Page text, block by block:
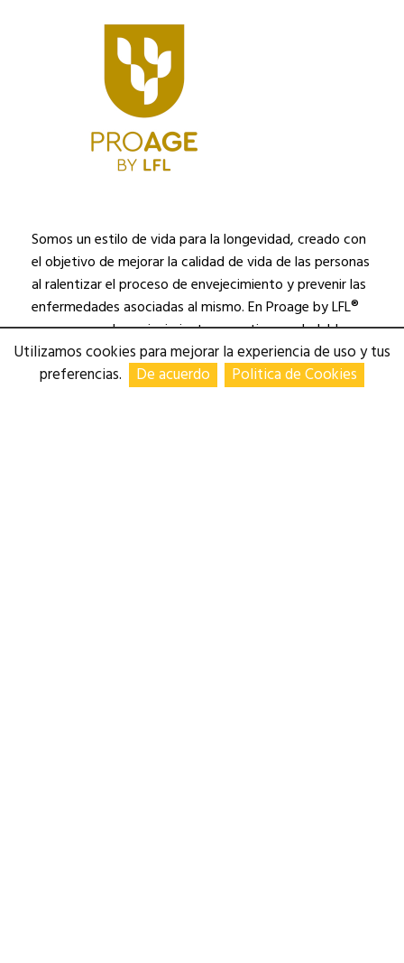
Utilizamos cookies para mejorar la experiencia de uso y tus
preferencias.
De acuerdo Politica de Cookies
Somos un estilo de vida para la longevidad, creado con
el objetivo de mejorar la calidad de vida de las personas
al ralentizar el proceso de envejecimiento y prevenir las
enfermedades asociadas al mismo. En Proage by LFL®
creemos en el envejecimiento proactivo y saludable.
https://proage.es